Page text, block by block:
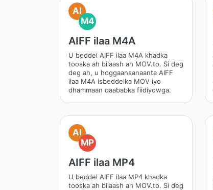
AI
M4
AIFF ilaa M4A
U beddel AIFF ilaa M4A khadka
tooska ah bilaash ah MOV.to. Si deg
deg ah, u hoggaansanaanta AIFF
ilaa M4A isbeddelka MOV iyo
dhammaan qaababka fiidiyowga.
AI
MP
AIFF ilaa MP4
U beddel AIFF ilaa MP4 khadka
tooska ah bilaash ah MOV.to. Si deg